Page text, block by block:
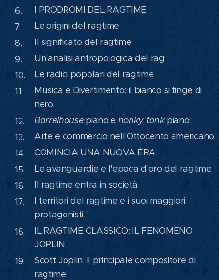
I PRODROMI DEL RAGTIME
Le origini del ragtime
Il significato del ragtime
Un'analisi antropologica del rag
Le radici popolari del ragtime
Musica e Divertimento: il bianco si tinge di
nero
Barrelhousepiano e honky tonkpiano
Arte e commercio nell'Ottocento americano
COMINCIA UNA NUOVA ÉRA
Le avanguardie e l'epoca d'oro del ragtime
Il ragtime entra in società
I territori del ragtime e i suoi maggiori
protagonisti
IL RAGTIME CLASSICO: IL FENOMENO
JOPLIN
Scott Joplin: il principale compositore di
ragtime